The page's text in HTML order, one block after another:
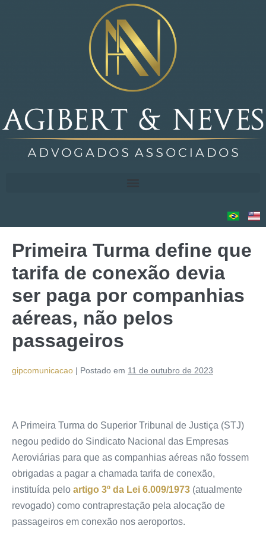
Primeira Turma define que
tarifa de conexão devia
ser paga por companhias
aéreas, não pelos
passageiros
gipcomunicacao | Postado em 11 de outubro de 2023
A Primeira Turma do Superior Tribunal de Justiça (STJ)
negou pedido do Sindicato Nacional das Empresas
Aeroviárias para que as companhias aéreas não fossem
obrigadas a pagar a chamada tarifa de conexão,
instituída pelo artigo 3º da Lei 6.009/1973 (atualmente
revogado) como contraprestação pela alocação de
passageiros em conexão nos aeroportos.